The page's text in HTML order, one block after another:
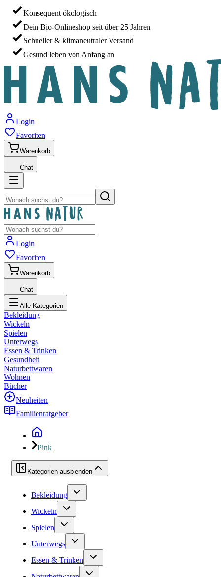
Konsequent ökologisch
Dein Bio-Onlineshop seit über 25 Jahren
Schneller & klimaneutraler Versand
Gesund leben von Anfang an
Login
Favoriten
Warenkorb
Chat
Login
Favoriten
Warenkorb
Chat
Alle Kategorien
Bekleidung
Wickeln
Spielen
Unterwegs
Essen & Trinken
Gesundheit
Naturbettwaren
Wohnen
Bücher
Neuheiten
Familienratgeber
Pink
Kategorien ausblenden
Bekleidung
Wickeln
Spielen
Unterwegs
Essen & Trinken